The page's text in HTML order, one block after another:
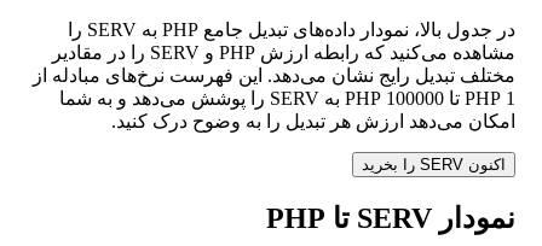
در جدول بالا، نمودار داده‌های تبدیل جامع PHP به SERV را
مشاهده می‌کنید که رابطه ارزش PHP و SERV را در مقادیر
مختلف تبدیل رایج نشان می‌دهد. این فهرست نرخ‌های مبادله از
1 PHP تا 100000 PHP به SERV را پوشش می‌دهد و به شما
امکان می‌دهد ارزش هر تبدیل را به وضوح درک کنید.
اکنون SERV را بخرید
نمودار SERV تا PHP